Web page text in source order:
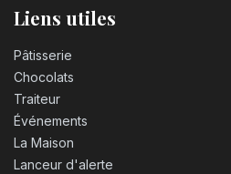
Liens utiles
Pâtisserie
Chocolats
Traiteur
Événements
La Maison
Lanceur d'alerte